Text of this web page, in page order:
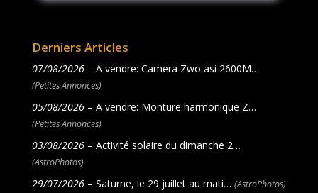
Derniers Articles
07/08/2026– A vendre: Camera Zwo asi 2600M…
(Petites Annonces)
05/08/2026– A vendre: Monture harmonique Z…
(Petites Annonces)
03/08/2026– Activité solaire du dimanche 2…
(AstroPhotos)
29/07/2026– Saturne, le 29 juillet au mati… (AstroPhotos)